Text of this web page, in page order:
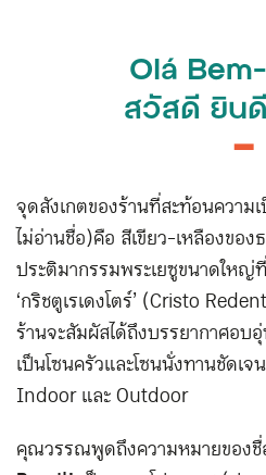
Olá
สวัสดี ยิน
━
จุดสังเกตของร้านที่สะท้อนความ
ไม่อ่านชื่อ)คือ สีเขียว-เหลืองของ
ประติมากรรมพระเยซูขนาดใหญ่
‘กริชตูเรเดงโตร์’ (Cristo
ร้านจะสัมผัสได้ถึงบรรยากาศอ
เป็นโซนครัวและโซนนั่งทานชัดเ
Indoor และ Outdoor
คุณวรรณพูดถึงความหมายของชื่